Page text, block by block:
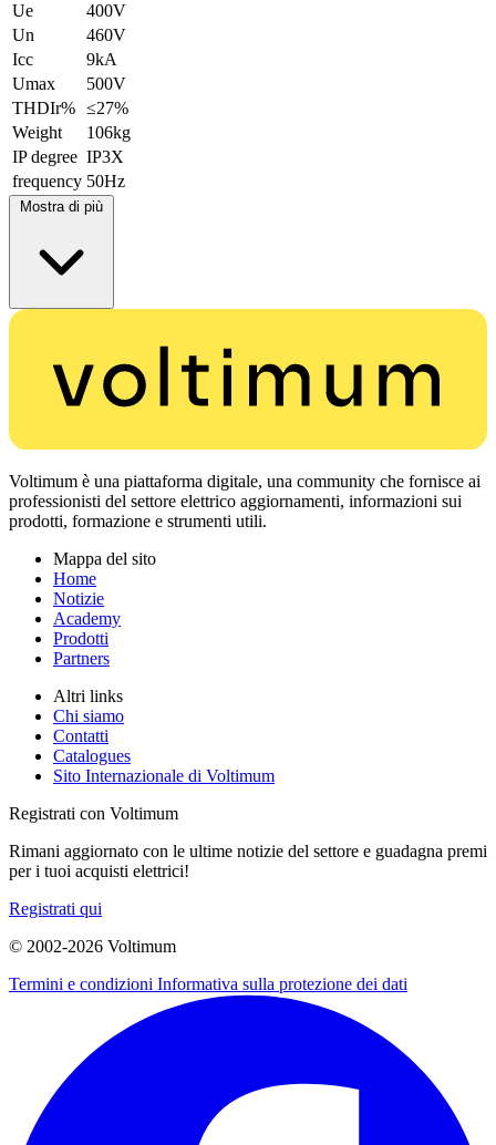
Ue
400V
Un
460V
Icc
9kA
Umax
500V
THDIr% ≤27%
Weight
106kg
IP degree IP3X
frequency 50Hz
Mostra di più
Voltimum è una piattaforma digitale, una community che fornisce ai
professionisti del settore elettrico aggiornamenti, informazioni sui
prodotti, formazione e strumenti utili.
Mappa del sito
Home
Notizie
Academy
Prodotti
Partners
Altri links
Chi siamo
Contatti
Catalogues
Sito Internazionale di Voltimum
Registrati con Voltimum
Rimani aggiornato con le ultime notizie del settore e guadagna premi
per i tuoi acquisti elettrici!
Registrati qui
© 2002-2026 Voltimum
Termini e condizioni Informativa sulla protezione dei dati